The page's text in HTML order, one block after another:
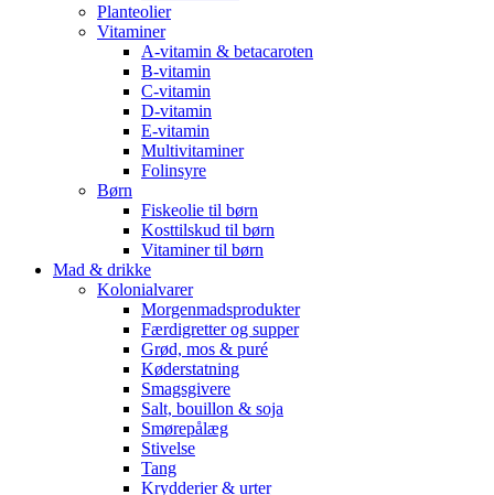
Planteolier
Vitaminer
A-vitamin & betacaroten
B-vitamin
C-vitamin
D-vitamin
E-vitamin
Multivitaminer
Folinsyre
Børn
Fiskeolie til børn
Kosttilskud til børn
Vitaminer til børn
Mad & drikke
Kolonialvarer
Morgenmadsprodukter
Færdigretter og supper
Grød, mos & puré
Køderstatning
Smagsgivere
Salt, bouillon & soja
Smørepålæg
Stivelse
Tang
Krydderier & urter